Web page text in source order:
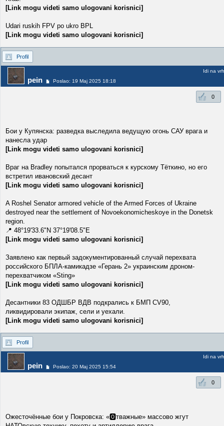
[Link mogu videti samo ulogovani korisnici]
Udari ruskih FPV po ukro BPL
[Link mogu videti samo ulogovani korisnici]
Profil
pein Poslao: 19 Maj 2025 18:18
Idi na vrh
0
Бои у Купянска: разведка выследила ведущую огонь САУ врага и
нанесла удар
[Link mogu videti samo ulogovani korisnici]
Враг на Bradley попытался прорваться к курскому Тёткино, но его
встретил ивановский десант
[Link mogu videti samo ulogovani korisnici]
A Roshel Senator armored vehicle of the Armed Forces of Ukraine
destroyed near the settlement of Novoekonomicheskoye in the Donetsk
region.
📍 48°19'33.6"N 37°19'08.5"E
[Link mogu videti samo ulogovani korisnici]
Заявлено как первый задокументированный случай перехвата
российского БПЛА-камикадзе «Герань 2» украинским дроном-
перехватчиком «Sting»
[Link mogu videti samo ulogovani korisnici]
Десантники 83 ОДШБР ВДВ подкрались к БМП CV90,
ликвидировали экипаж, сели и уехали.
[Link mogu videti samo ulogovani korisnici]
Profil
pein Poslao: 20 Maj 2025 15:54
Idi na vrh
0
Ожесточённые бои у Покровска: «🅾️тважные» массово жгут